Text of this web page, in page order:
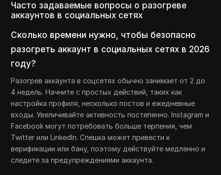
Часто задаваемые вопросы о разогреве
аккаунтов в социальных сетях
Сколько времени нужно, чтобы безопасно
разогреть аккаунт в социальных сетях в 2026
году?
Разогрев аккаунта в соцсетях обычно занимает от 2 до
4 недель. Начните с простых действий, таких как
настройка профиля, несколько постов и ежедневные
входы. Увеличивайте активность постепенно. Instagram и
Facebook могут потребовать больше терпения, чем
Twitter или LinkedIn. Спешка может привести к
верификации или бану, поэтому действуйте медленно и
следите за предупреждениями аккаунта.